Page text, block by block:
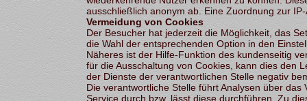
ausschließlich anonym ab. Eine Zuordnung zur
Vermeidung von Cookies
Der Besucher hat jederzeit die Möglichkeit, das
die Wahl der entsprechenden Option in den
Näheres ist der Hilfe-Funktion des kundenseitig
für die Ausschaltung von Cookies, kann dies den
der Dienste der verantwortlichen Stelle negativ
Die verantwortliche Stelle führt Analysen über
Service durch bzw. lässt diese durchführen. Zu